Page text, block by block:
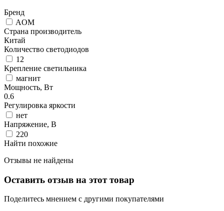
Бренд
AOM
Страна производитель
Китай
Количество светодиодов
12
Крепление светильника
магнит
Мощность, Вт
0.6
Регулировка яркости
нет
Напряжение, В
220
Найти похожие
Отзывы не найдены
Оставить отзыв на этот товар
Поделитесь мнением с другими покупателями